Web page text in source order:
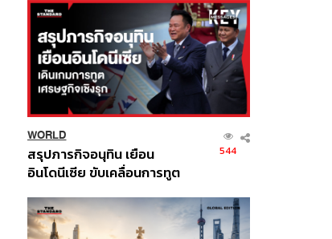
WORLD
สรุปภารกิจอนุทิน เยือน
อินโดนีเซีย ขับเคลื่อนการทูต
ส่วนยุทธศาสตร์ไทย –
อินโดนีเซีย
544